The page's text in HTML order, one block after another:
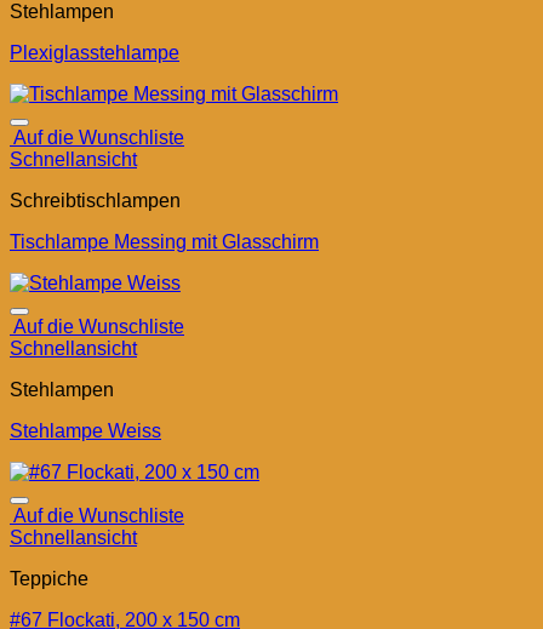
Stehlampen
Plexiglasstehlampe
Auf die Wunschliste
Schnellansicht
Schreibtischlampen
Tischlampe Messing mit Glasschirm
Auf die Wunschliste
Schnellansicht
Stehlampen
Stehlampe Weiss
Auf die Wunschliste
Schnellansicht
Teppiche
#67 Flockati, 200 x 150 cm